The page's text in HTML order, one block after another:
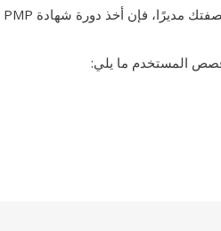
المستخدم ما يلي: